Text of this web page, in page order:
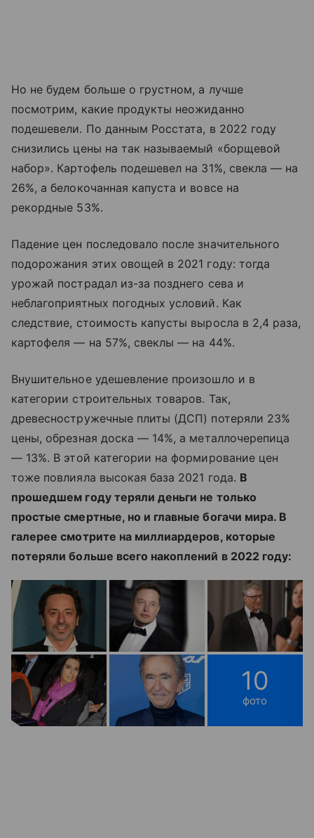
Но не будем больше о грустном, а лучше
посмотрим, какие продукты неожиданно
подешевели. По данным Росстата, в 2022 году
снизились цены на так называемый «борщевой
набор». Картофель подешевел на 31%, свекла — на
26%, а белокочанная капуста и вовсе на
рекордные 53%.
Падение цен последовало после значительного
подорожания этих овощей в 2021 году: тогда
урожай пострадал из-за позднего сева и
неблагоприятных погодных условий. Как
следствие, стоимость капусты выросла в 2,4 раза,
картофеля — на 57%, свеклы — на 44%.
Внушительное удешевление произошло и в
категории строительных товаров. Так,
древесностружечные плиты (ДСП) потеряли 23%
цены, обрезная доска — 14%, а металлочерепица
— 13%. В этой категории на формирование цен
тоже повлияла высокая база 2021 года. В
прошедшем году теряли деньги не только
простые смертные, но и главные богачи мира. В
галерее смотрите на миллиардеров, которые
потеряли больше всего накоплений в 2022 году:
10
фото